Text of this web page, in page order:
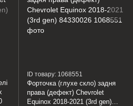
ID товару: 1068551
Форточка (глухе скло) задня
права (дефект) Chevrolet
Equinox 2018-2021 (3rd gen)